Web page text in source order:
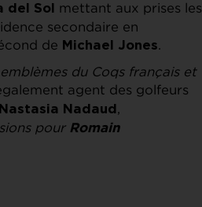
del Sol
mettant aux prises les
secondaire en
de Michael Jones.
du Coqs français et
agent des golfeurs
Nastasia Nadaud ,
pour Romain